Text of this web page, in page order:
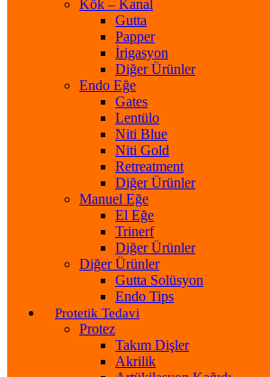
Kök – Kanal
Gutta
Papper
İrigasyon
Diğer Ürünler
Endo Eğe
Gates
Lentülo
Niti Blue
Niti Gold
Retreatment
Diğer Ürünler
Manuel Eğe
El Eğe
Trinerf
Diğer Ürünler
Diğer Ürünler
Gutta Solüsyon
Endo Tips
Protetik Tedavi
Protez
Takım Dişler
Akrilik